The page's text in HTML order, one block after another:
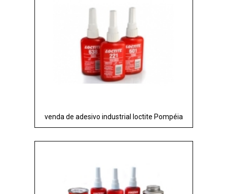
venda de adesivo industrial loctite Pompéia